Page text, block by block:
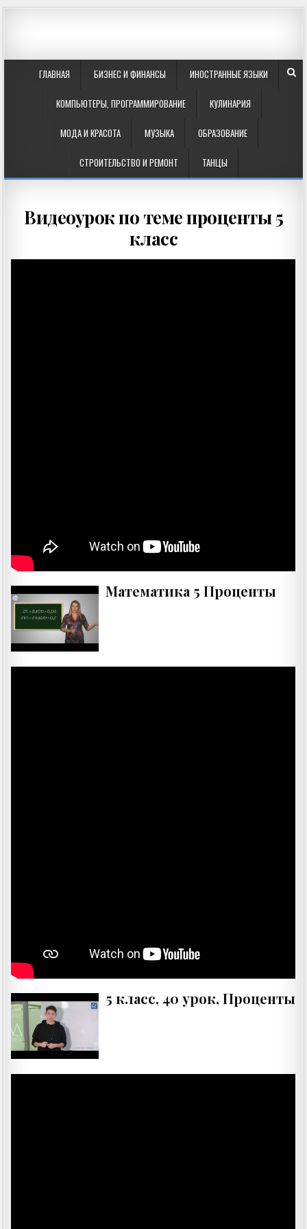
ГЛАВНАЯ БИЗНЕС И ФИНАНСЫ ИНОСТРАННЫЕ ЯЗЫКИ
КОМПЬЮТЕРЫ, ПРОГРАММИРОВАНИЕ КУЛИНАРИЯ
МОДА И КРАСОТА МУЗЫКА ОБРАЗОВАНИЕ
СТРОИТЕЛЬСТВО И РЕМОНТ ТАНЦЫ
Видеоурок по теме проценты 5
класс
Математика 5 Проценты
5 класс, 40 урок, Проценты